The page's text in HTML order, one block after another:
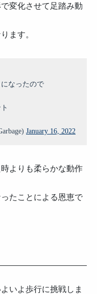
変化させて足踏み動
ます。
なったので
January 16, 2022
よりも柔らかな動作
たことによる恩恵で
いよ歩行に挑戦しま